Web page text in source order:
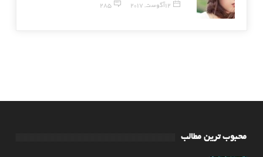
12 آگوست, 2017 285
محبوب ترین مطالب